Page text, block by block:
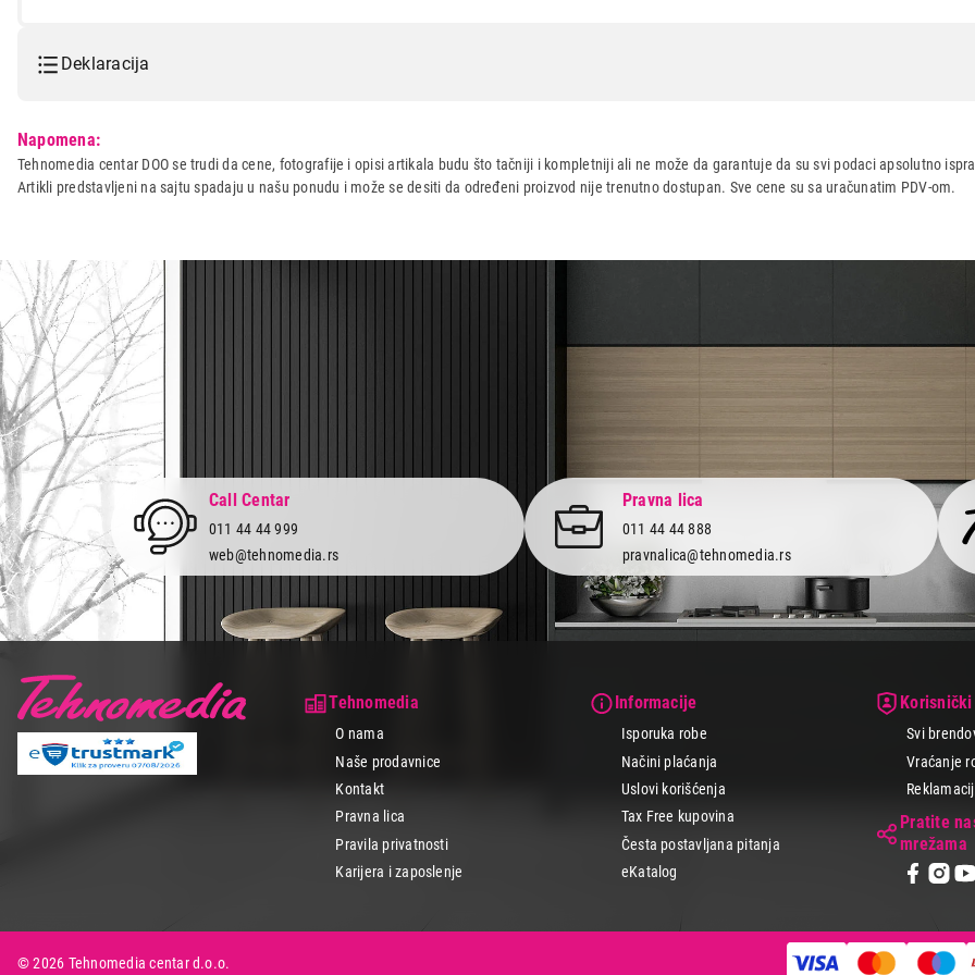
Deklaracija
Naziv i vrsta robe:
MREZNA OPREMA
Uvoznik:
EWE COMP DOO
Napomena:
Tehnomedia centar DOO se trudi da cene, fotografije i opisi artikala budu što tačniji i kompletniji ali ne može da garantuje da su svi podaci apsolutno
Artikli predstavljeni na sajtu spadaju u našu ponudu i može se desiti da određeni proizvod nije trenutno dostupan. Sve cene su sa uračunatim PDV-om.
Call Centar
011 44 44 999
web@tehnomedia.rs
Pravna lica
011 44 44 888
pravnalica@tehnomedia.rs
Tehnomedia
O nama
Naše prodavnice
Kontakt
Pravna lica
Pravila privatnosti
Karijera i zaposlenje
Informacije
Isporuka robe
Načini plaćanja
Uslovi korišćenja
Tax Free kupovina
Česta postavljana pitanja
eKatalog
Svi
Vraćanje
Pratite
mrežama
© 2026 Tehnomedia centar d.o.o.